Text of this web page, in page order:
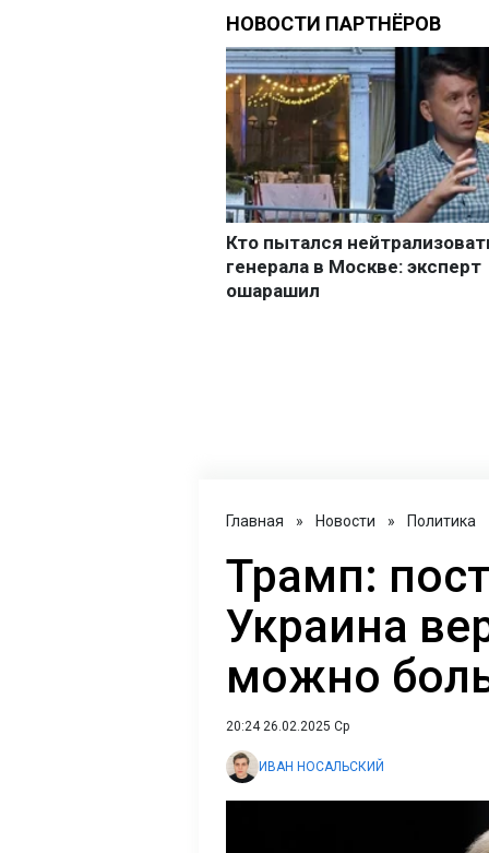
Главная » Новости » Политика
Трамп:
Украина
можно
20:24 26.02.2025 Ср
ИВАН НОСАЛЬСКИЙ